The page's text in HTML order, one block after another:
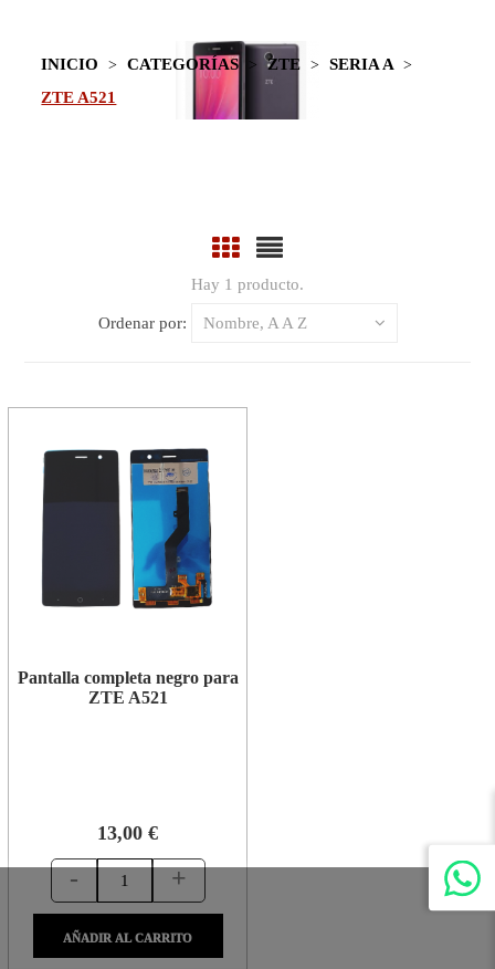
INICIO CATEGORÍAS ZTE
SERIA A
ZTE A521
Hay 1 producto.
Ordenar por: Nombre, A A Z
Pantalla completa negro para
ZTE A521
13,00 €
- +
AÑADIR AL CARRITO